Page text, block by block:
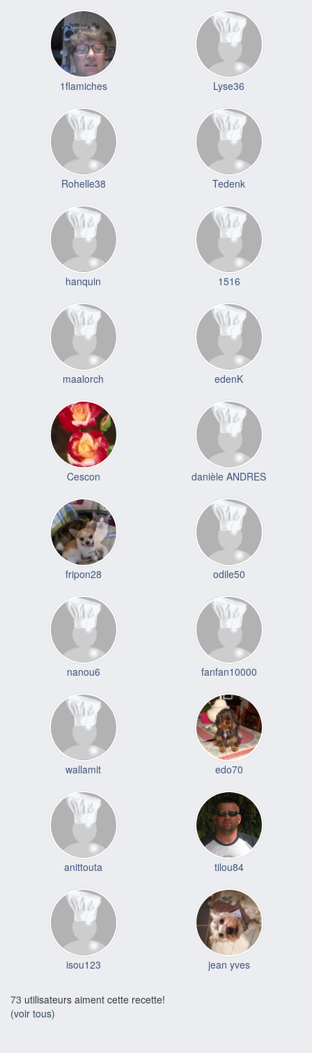
1flamiches Lyse36
Rohelle38 Tedenk
hanquin 1516
maalorch edenK
Cescon danièle ANDRES
fripon28 odile50
nanou6 fanfan10000
wallamit edo70
anittouta tilou84
isou123 jean yves
73 utilisateurs aiment cette recette!
(voir tous)